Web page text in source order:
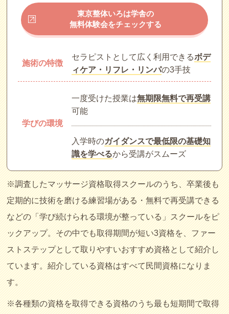
東京整体いろは学舎の
無料体験会をチェックする
施術の特徴
セラピストとして広く利用できるボデ
ィケア・リフレ・リンパの3手技
学びの環境
一度受けた授業は無期限無料で再受講
可能
入学時のガイダンスで最低限の基礎知
識を学べるから受講がスムーズ
※調査したマッサージ資格取得スクールのうち、卒業後も
定期的に技術を磨ける練習場がある・無料で再受講できる
などの「学び続けられる環境が整っている」スクールをピ
ックアップ。その中でも取得期間が短い3資格を、ファー
ストステップとして取りやすいおすすめ資格として紹介し
ています。紹介している資格はすべて民間資格になりま
す。
※各種類の資格を取得できる資格のうち最も短期間で取得